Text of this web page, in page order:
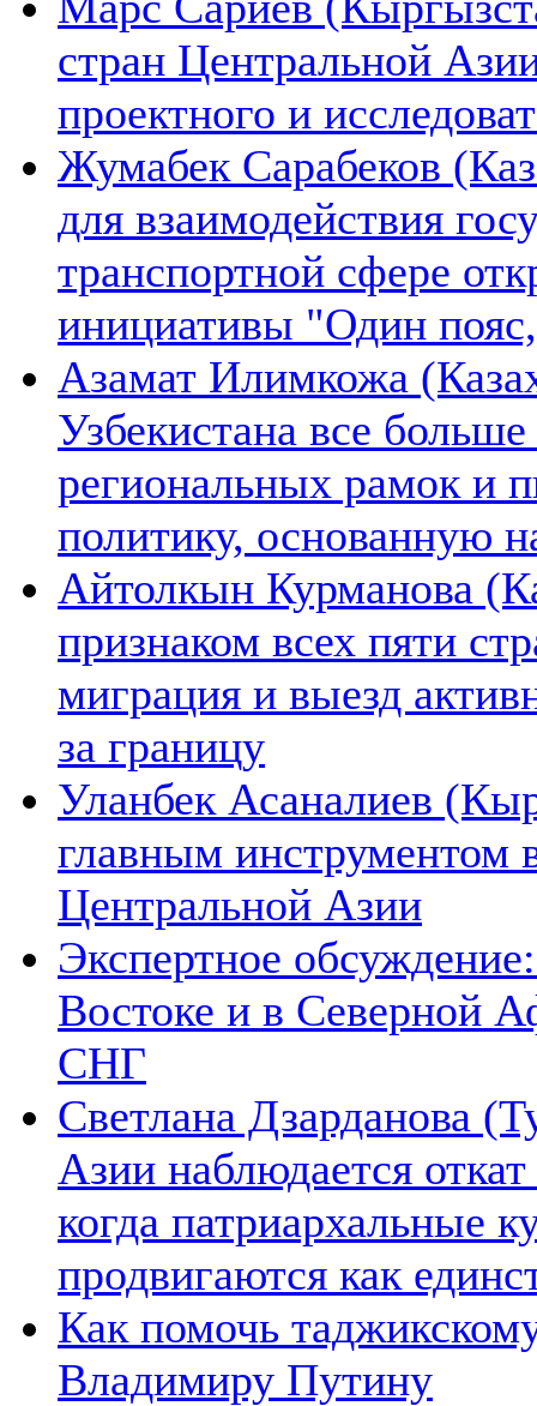
стран Центральной
проектного и
Жумабек Сарабеков
для взаимодействия
транспортной сфере
инициативы "Один
Азамат Илимкожа
Узбекистана все
региональных рамок и
политику, основанную
Айтолкын Курманова
признаком всех пяти
миграция и выезд
за границу
Уланбек Асаналиев
главным инструментом
Центральной Азии
Экспертное
Востоке и в Северной
СНГ
Светлана Дзарданова
Азии наблюдается
когда патриархальные
продвигаются как
Как помочь
Владимиру Путину